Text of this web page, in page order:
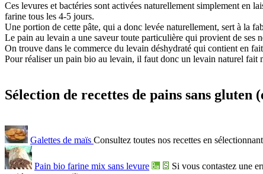
Ces levures et bactéries sont activées naturellement simplement en
farine tous les 4-5 jours.
Une portion de cette pâte, qui a donc levée naturellement, sert à la
Le pain au levain a une saveur toute particulière qui provient de ses
On trouve dans le commerce du levain déshydraté qui contient en
Pour réaliser un pain bio au levain, il faut donc un levain naturel fait
Sélection de recettes de pains sans gluten
Galettes de maïs Consultez toutes nos recettes en
Pain bio farine mix sans levure
Si vous contastez une